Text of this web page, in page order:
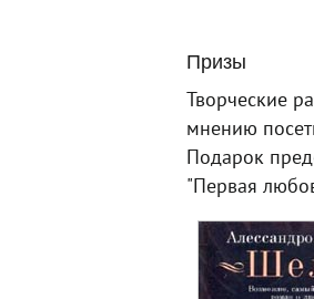
Призы
Творческие
мнению
Подарок
"Первая